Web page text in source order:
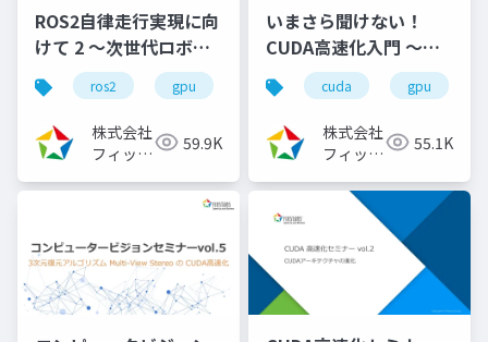
ROS2自律走行実現に向
けて 2 ～次世代ロボッ
ト開発フレームワーク
ROS2のビルドシステム
徹底理解～
（2022/11/30）
ros2 gpu ロボット 自律走行
株式会社
フィック
59.9K
いまさら聞けない！
CUDA高速化入門 ～プ
ログラミングモデルと
アーキテクチャの解
説、高速化の実践～
（2021/10/29）
cuda gpu
株式会社
フィック
55.1K